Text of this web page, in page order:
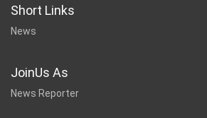
Short Links
News
JoinUs As
News Reporter